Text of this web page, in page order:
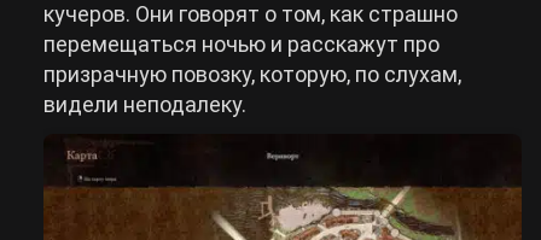
кучеров. Они говорят о том, как страшно
перемещаться ночью и расскажут про
призрачную повозку, которую, по слухам,
видели неподалеку.